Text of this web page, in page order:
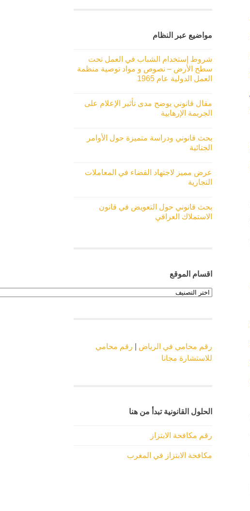
مواضيع عبر النظام
شروط إستخدام الشباب في العمل تحت
سطح الأرض – نصوص و مواد توصية منظمة
العمل الدولية عام 1965
مقال قانوني يوضح مدى تأثير الإعلام على
الجريمة الإرهابية
بحث قانوني ودراسة متميزة حول الأوامر
الجنائية
عرض مميز لاجتهاد القضاء في المعاملات
التجارية
بحث قانوني حول التعويض في قانون
الاستملاك العراقي
اقسام الموقع
اقسام
الموقع
رقم محامي في الرياض
رقم محامي
للاستشارة مجانا
الحلول القانونية تبدأ من هنا
رقم مكافحة الابتزاز
مكافحة الابتزاز في المغرب